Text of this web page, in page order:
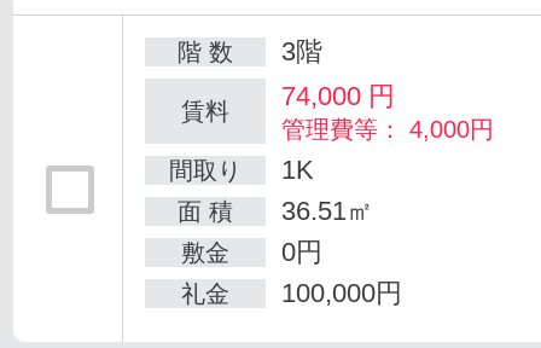
階 数 3階
賃料 74,000 円
管理費等： 4,000円
間取り
1K
面 積 36.51㎡
敷金 0円
礼金 100,000円